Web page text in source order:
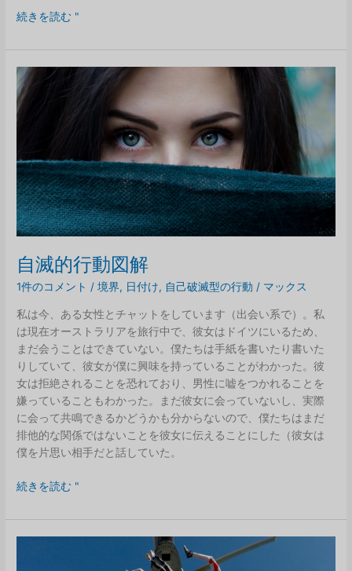
人
ど
の
よ
う
に
を
選
ぶ
の
か：
ブ
ラ
ッ
ク
ボ
ッ
ク
ス
続きを読む "
自滅的行動図解
1件のコメント /境界, 日付け, 自己破滅型の行動 / マックス
私は今、ある女性とチャットをしています（出会い系で）。私
は現在オーストラリアを旅行中で、彼女はドイツにいるため、
まだ会うことはできていない。僕たちは手紙を書いたり書いた
りしていて、彼女が僕に興味を持っていることがわかった。彼
女は拒絶されることを恐れており、男性に嘘をつかれることを
嫌っていることもわかった。まだ彼女に会っていないし、実際
に会って共鳴できるかどうかも分からないので、僕たちはまだ
排他的な関係ではないことを彼女に伝えることにした（彼女は
僕を片思い相手だと話していた。
自
的
行
続きを読む "